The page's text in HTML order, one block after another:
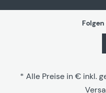
* Alle Preise in € inkl.